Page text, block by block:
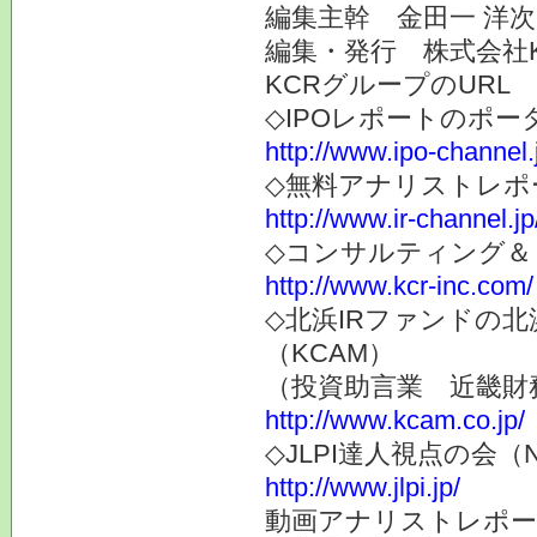
編集主幹 金田一 洋
編集・発行 株式会社
KCRグループのURL
◇IPOレポートのポー
http://www.ipo-
◇無料アナリストレ
http://www.ir-
◇コンサルティング＆
http://www.kcr-inc.com/
◇北浜IRファンドの
（KCAM）
（投資助言業 近畿財
http://www.kcam.co.jp/
◇JLPI達人視点の会（
http://www.jlpi.jp/
動画アナリストレポ